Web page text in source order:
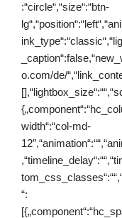
:“circle“,“size“:“btn-
o.com/de/
width“:“col-md-
“: